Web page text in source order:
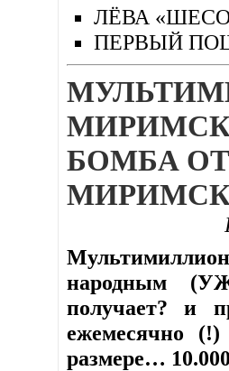
ЛЁВА
ПЕРВЫЙ
БОМБА
народным
получает? и
ежемесячно
размере…